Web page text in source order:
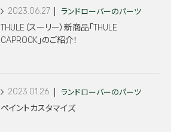
2023.06.27 ランドローバーのパーツ
THULE（スーリー）新商品「THULE
CAPROCK」のご紹介！
2023.01.26 ランドローバーのパーツ
ペイントカスタマイズ